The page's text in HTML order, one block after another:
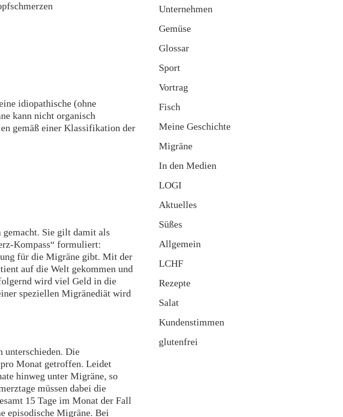
idiopathische (ohne
kann nicht organisch
gemäß einer Klassifikation der
Sie gilt damit als
Kompass“ formuliert:
für die Migräne gibt. Mit der
auf die Welt gekommen und
wird viel Geld in die
speziellen Migränediät wird
unterschieden. Die
Monat getroffen. Leidet
hinweg unter Migräne, so
müssen dabei die
15 Tage im Monat der Fall
episodische Migräne. Bei
Unternehmen
Gemüse
Glossar
Sport
Vortrag
Fisch
Meine Geschichte
Migräne
In den Medien
LOGI
Aktuelles
Süßes
Allgemein
LCHF
Rezepte
Salat
Kundenstimmen
glutenfrei